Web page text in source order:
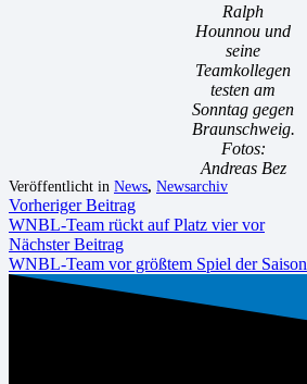
Ralph
Hounnou und
seine
Teamkollegen
testen am
Sonntag gegen
Braunschweig.
Fotos:
Andreas Bez
Veröffentlicht in News, Newsarchiv
Vorheriger Beitrag
WNBL-Team rückt auf Platz vier vor
Nächster Beitrag
WNBL-Team vor größtem Spiel der Saison